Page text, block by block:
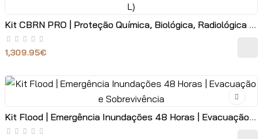
Kit CBRN PRO | Proteção Química, Biológica, Radiológica e Nuclear + Detetor radiação e Fato de Proteção (Tamanho L)
1,309.95€
Kit Flood | Emergência Inundações 48 Horas | Evacuação e Sobrevivência